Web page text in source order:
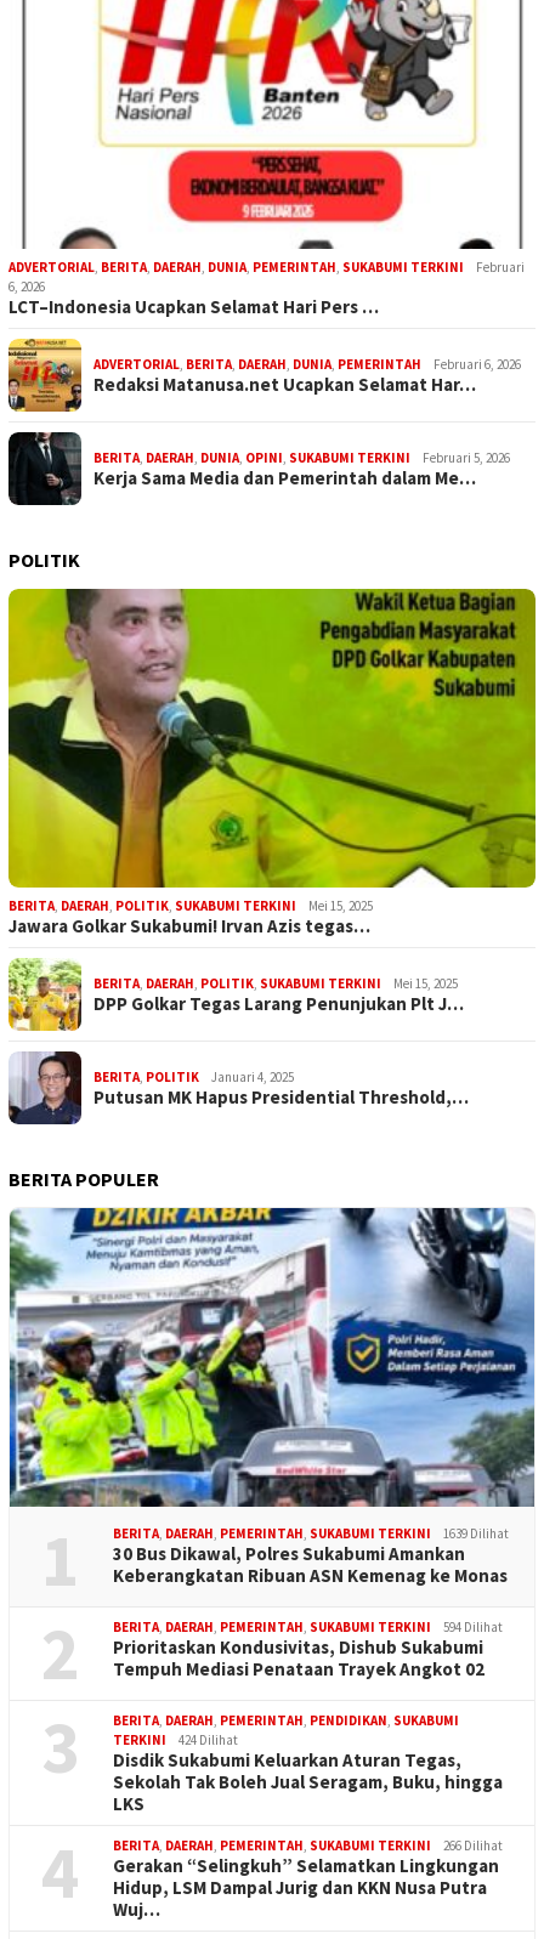
ADVERTORIAL, BERITA, DAERAH, DUNIA, PEMERINTAH, SUKABUMI TERKINI
Februari
6, 2026
LCT–Indonesia Ucapkan Selamat Hari Pers …
ADVERTORIAL, BERITA, DAERAH, DUNIA, PEMERINTAH Februari 6, 2026
Redaksi Matanusa.net Ucapkan Selamat Har…
BERITA, DAERAH, DUNIA, OPINI, SUKABUMI TERKINI Februari 5, 2026
Kerja Sama Media dan Pemerintah dalam Me…
POLITIK
BERITA, DAERAH, POLITIK, SUKABUMI TERKINI Mei 15, 2025
Jawara Golkar Sukabumi! Irvan Azis tegas…
BERITA, DAERAH, POLITIK, SUKABUMI TERKINI Mei 15, 2025
DPP Golkar Tegas Larang Penunjukan Plt J…
BERITA, POLITIK Januari 4, 2025
Putusan MK Hapus Presidential Threshold,…
BERITA POPULER
1 BERITA, DAERAH, PEMERINTAH, SUKABUMI TERKINI 1639 Dilihat
30 Bus Dikawal, Polres Sukabumi Amankan
Keberangkatan Ribuan ASN Kemenag ke Monas
2 BERITA, DAERAH, PEMERINTAH, SUKABUMI TERKINI 594 Dilihat
Prioritaskan Kondusivitas, Dishub Sukabumi
Tempuh Mediasi Penataan Trayek Angkot 02
3 BERITA, DAERAH, PEMERINTAH, PENDIDIKAN, SUKABUMI
TERKINI
424 Dilihat
Disdik Sukabumi Keluarkan Aturan Tegas,
Sekolah Tak Boleh Jual Seragam, Buku, hingga
LKS
4 BERITA, DAERAH, PEMERINTAH, SUKABUMI TERKINI 266 Dilihat
Gerakan “Selingkuh” Selamatkan Lingkungan
Hidup, LSM Dampal Jurig dan KKN Nusa Putra
Wuj…